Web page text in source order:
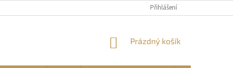
OBCHODNÍ PODMÍNKY
Přihlášení
NÁKUPNÍ
Prázdný košík